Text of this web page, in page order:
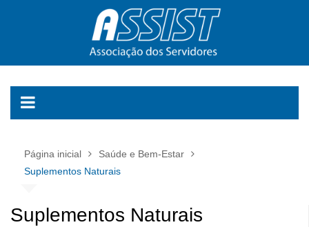
Página inicial
Saúde e Bem-Estar
Suplementos Naturais
Suplementos Naturais